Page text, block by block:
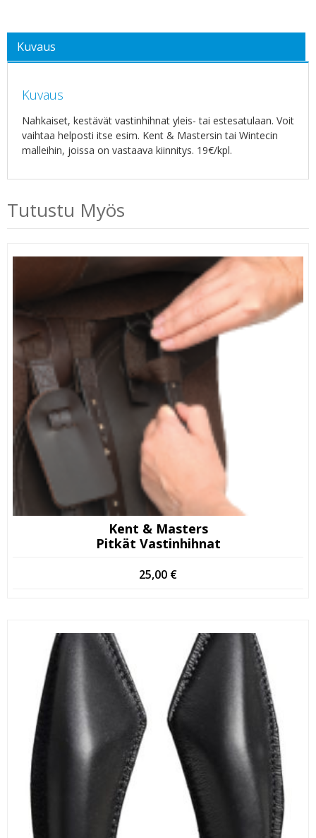
Kuvaus
Kuvaus
Nahkaiset, kestävät vastinhihnat yleis- tai estesatulaan. Voit
vaihtaa helposti itse esim. Kent & Mastersin tai Wintecin
malleihin, joissa on vastaava kiinnitys. 19€/kpl.
Tutustu Myös
Kent & Masters
Pitkät Vastinhihnat
25,00 €